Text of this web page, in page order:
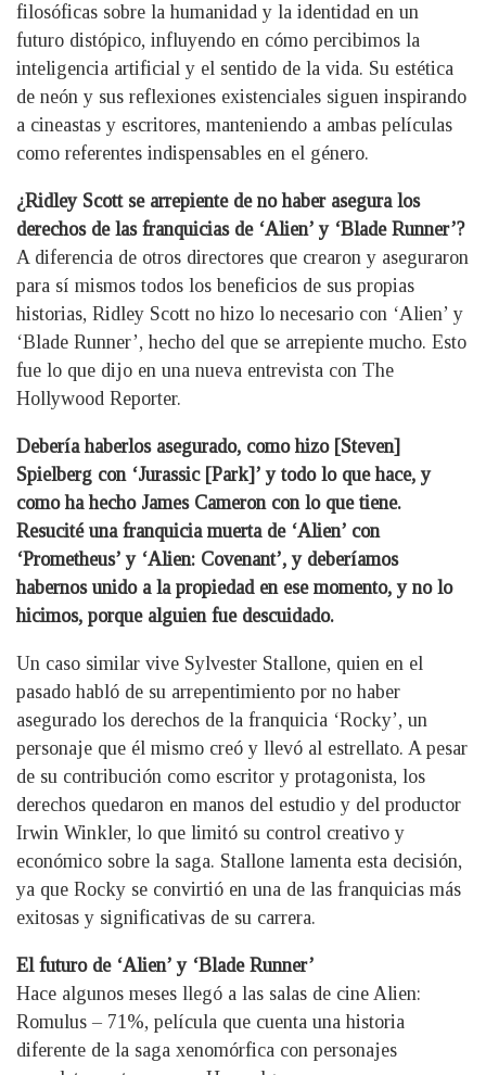
filosóficas sobre la humanidad y la identidad en un
futuro distópico, influyendo en cómo percibimos la
inteligencia artificial y el sentido de la vida. Su estética
de neón y sus reflexiones existenciales siguen inspirando
a cineastas y escritores, manteniendo a ambas películas
como referentes indispensables en el género.
¿Ridley Scott se arrepiente de no haber asegura los
derechos de las franquicias de ‘Alien’ y ‘Blade Runner’?
A diferencia de otros directores que crearon y aseguraron
para sí mismos todos los beneficios de sus propias
historias, Ridley Scott no hizo lo necesario con ‘Alien’ y
‘Blade Runner’, hecho del que se arrepiente mucho. Esto
fue lo que dijo en una nueva entrevista con The
Hollywood Reporter.
Debería haberlos asegurado, como hizo [Steven]
Spielberg con ‘Jurassic [Park]’ y todo lo que hace, y
como ha hecho James Cameron con lo que tiene.
Resucité una franquicia muerta de ‘Alien’ con
‘Prometheus’ y ‘Alien: Covenant’, y deberíamos
habernos unido a la propiedad en ese momento, y no lo
hicimos, porque alguien fue descuidado.
Un caso similar vive Sylvester Stallone, quien en el
pasado habló de su arrepentimiento por no haber
asegurado los derechos de la franquicia ‘Rocky’, un
personaje que él mismo creó y llevó al estrellato. A pesar
de su contribución como escritor y protagonista, los
derechos quedaron en manos del estudio y del productor
Irwin Winkler, lo que limitó su control creativo y
económico sobre la saga. Stallone lamenta esta decisión,
ya que Rocky se convirtió en una de las franquicias más
exitosas y significativas de su carrera.
El futuro de ‘Alien’ y ‘Blade Runner’
Hace algunos meses llegó a las salas de cine Alien:
Romulus – 71%, película que cuenta una historia
diferente de la saga xenomórfica con personajes